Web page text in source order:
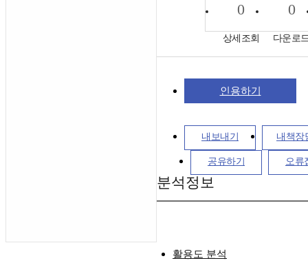
0
상세조회
0
다운로
인용하기
내보내기 내책장
공유하기 오류
분석정보
활용도 분석